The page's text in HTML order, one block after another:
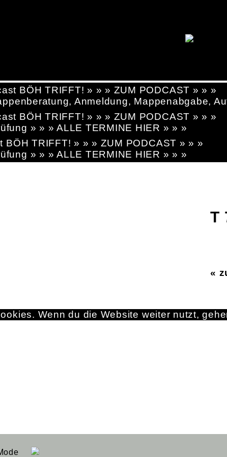
BÖH TRIFFT! » » » ZUM PODCAST » » »
Anmeldung, Mappenabgabe,
BÖH TRIFFT! » » » ZUM PODCAST » » »
» » » ALLE TERMINE HIER » » »
TRIFFT! » » » ZUM PODCAST » » »
» » » ALLE TERMINE HIER » » »
T
«
Wenn du die Website weiter nutzt,